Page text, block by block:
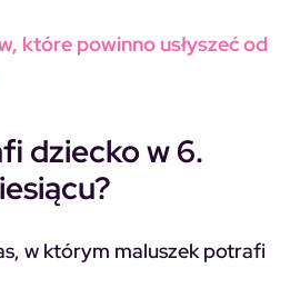
które powinno usłyszeć od
dziecko w 6.
w którym maluszek potrafi